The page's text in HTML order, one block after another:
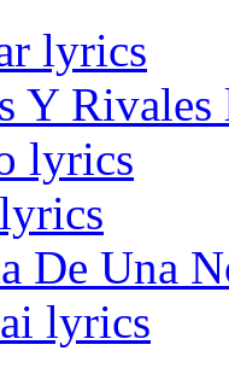
lyrics
Y Rivales
lyrics
De Una
lyrics